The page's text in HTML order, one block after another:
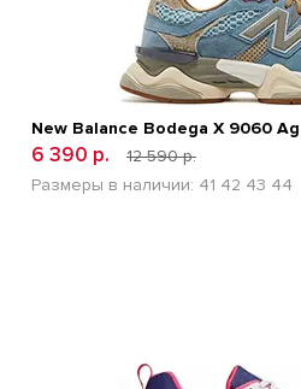
New Balance Bodega X 9060
6 390 р.
12 590 р.
Размеры в наличии: 41 42 43 44